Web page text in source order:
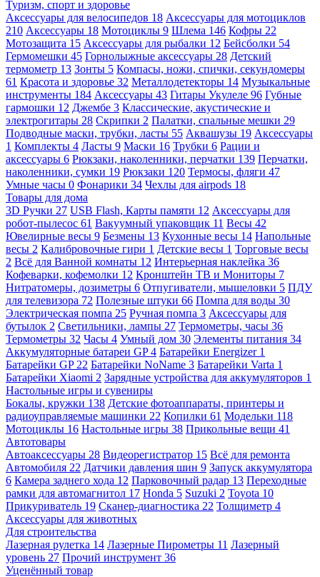
Туризм, спорт и здоровье
Аксессуары для велосипедов 18 Аксессуары для мотоциклов
210 Аксессуары 18 Мотоциклы 9 Шлема 146 Кофры 22
Мотозащита 15 Аксессуары для рыбалки 12 Бейсболки 54
Гермомешки 45 Горнолыжные аксессуары 28 Детский
термометр 13 Зонты 5 Компасы, ножи, спички, секундомеры
61 Красота и здоровье 32 Металлодетекторы 14 Музыкальные
инструменты 184 Аксессуары 43 Гитары Укулеле 96 Губные
гармошки 12 Джембе 3 Классические, акустические и
электрогитары 28 Скрипки 2 Палатки, спальные мешки 29
Подводные маски, трубки, ласты 55 Аквашузы 19 Аксессуары
1 Комплекты 4 Ласты 9 Маски 16 Трубки 6 Рации и
аксессуары 6 Рюкзаки, наколенники, перчатки 139 Перчатки,
наколенники, сумки 19 Рюкзаки 120 Термосы, фляги 47
Умные часы 0 Фонарики 34 Чехлы для airpods 18
Товары для дома
3D Ручки 27 USB Flash, Карты памяти 12 Аксессуары для
робот-пылесос 61 Вакуумный упаковщик 11 Весы 42
Ювелирные весы 9 Безмены 13 Кухонные весы 14 Напольные
весы 2 Калибровочные гири 1 Детские весы 1 Торговые весы
2 Всё для Ванной комнаты 12 Интерьерная наклейка 36
Кофеварки, кофемолки 12 Кронштейн ТВ и Мониторы 7
Нитратомеры, дозиметры 6 Отпугиватели, мышеловки 5 ПДУ
для телевизора 72 Полезные штуки 66 Помпа для воды 30
Электрическая помпа 25 Ручная помпа 3 Аксессуары для
бутылок 2 Светильники, лампы 27 Термометры, часы 36
Термометры 32 Часы 4 Умный дом 30 Элементы питания 34
Аккумуляторные батареи GP4 Батарейки Energizer 1
Батарейки GP 22 Батарейки NoName 3 Батарейки Varta 1
Батарейки Xiaomi 2 Зарядные устройства для аккумуляторов 1
Настольные игры и сувениры
Бокалы, кружки 138 Детские фотоаппараты, принтеры и
радиоуправляемые машинки 22 Копилки 61 Модельки 118
Мотоциклы 16 Настольные игры 38 Прикольные вещи 41
Автотовары
Автоаксессуары 28 Видеорегистратор 15 Всё для ремонта
Автомобиля 22 Датчики давления шин 9 Запуск аккумулятора
6 Камера заднего хода 12 Парковочный радар 13 Переходные
рамки для автомагнитол 17 Honda 5 Suzuki 2 Toyota 10
Прикуриватель 19 Сканер-диагностика 22 Толщиметр 4
Аксессуары для животных
Для строительства
Лазерная рулетка 14 Лазерные Пирометры 11 Лазерный
уровень 27 Прочий инструмент 36
Уценённый товар